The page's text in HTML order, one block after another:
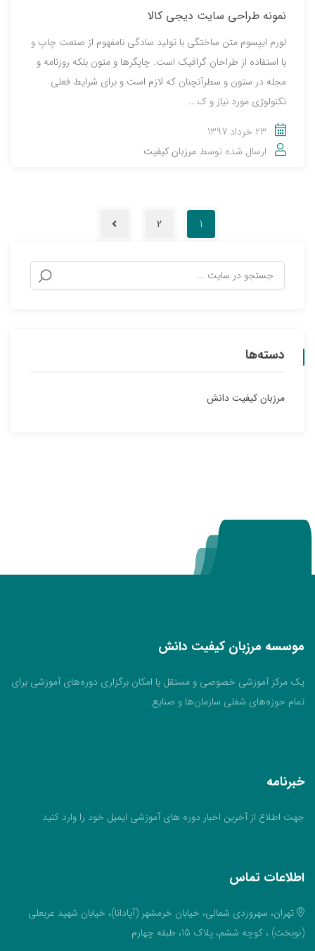
نمونه طراحی سایت دیجی کالا
لورم ایپسوم متن ساختگی با تولید سادگی نامفهوم از صنعت چاپ و
با استفاده از طراحان گرافیک است. چاپگرها و متون بلکه روزنامه و
مجله در ستون و سطرآنچنان که لازم است و برای شرایط فعلی
تکنولوژی مورد نیاز و ک...
ارسال شده توسط مرزبان کیفیت
1
2
دسته‌ها
مرزبان کیفیت دانش
موسسه مرزبان کیفیت دانش
یک مرکز آموزشی خصوصی و مستقل با امکان برگزاری دوره‌های آموزشی برای
تمام حوزه‌های شغلی سازمان‌ها و صنایع.
خبرنامه
جهت اطلاع از آخرین اخبار دوره های آموزشی ایمیل خود را وارد کنید
اطلاعات تماس
تهران، سهروردی شمالی، خیابان خرمشهر (آپادانا)، خیابان شهید عربعلی
(نوبخت) ، کوچه ششم، پلاک 15، طبقه چهارم